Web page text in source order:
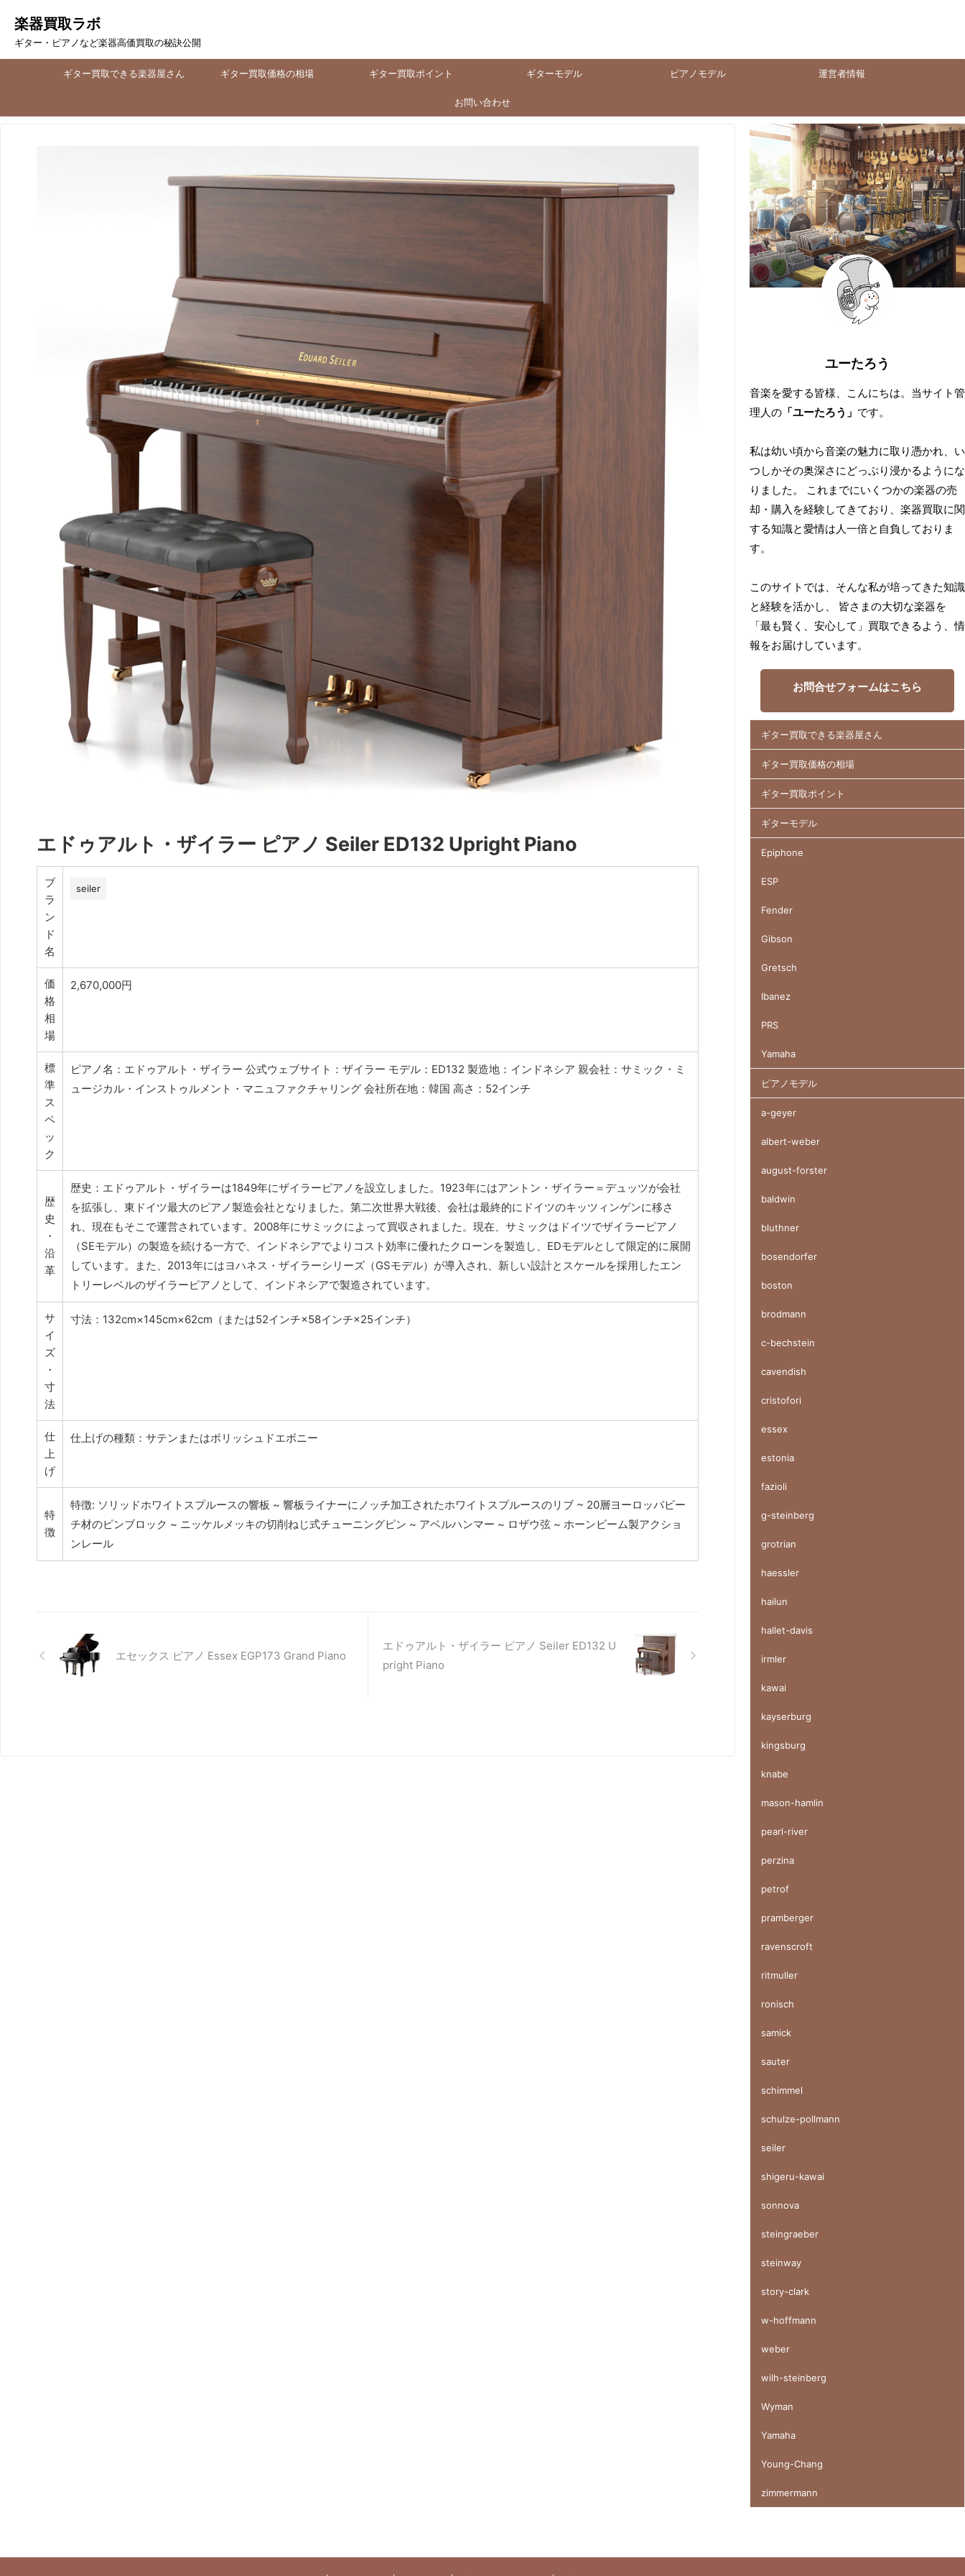
楽器買取ラボ
ギター・ピアノなど楽器高価買取の秘訣公開
ギター買取できる楽器屋さん ギター買取価格の相場 ギター買取ポイント ギターモデル ピアノモデル 運営者情報
お問い合わせ
エドゥアルト・ザイラー ピアノ Seiler ED132 Upright Piano
ブ
ラ
ン
ド
名
seiler
価
格
相
場
2,670,000円
標
準
ス
ペ
ッ
ク
ピアノ名：エドゥアルト・ザイラー 公式ウェブサイト：ザイラー モデル：ED132 製造地：インドネシア 親会社：サミック・ミ
ュージカル・インストゥルメント・マニュファクチャリング 会社所在地：韓国 高さ：52インチ
歴
史
・
沿
革
歴史：エドゥアルト・ザイラーは1849年にザイラーピアノを設立しました。1923年にはアントン・ザイラー＝デュッツが会社
を拡張し、東ドイツ最大のピアノ製造会社となりました。第二次世界大戦後、会社は最終的にドイツのキッツィンゲンに移さ
れ、現在もそこで運営されています。2008年にサミックによって買収されました。現在、サミックはドイツでザイラーピアノ
（SEモデル）の製造を続ける一方で、インドネシアでよりコスト効率に優れたクローンを製造し、EDモデルとして限定的に展開
しています。また、2013年にはヨハネス・ザイラーシリーズ（GSモデル）が導入され、新しい設計とスケールを採用したエン
トリーレベルのザイラーピアノとして、インドネシアで製造されています。
サ
イ
ズ
・
寸
法
寸法：132cm×145cm×62cm（または52インチ×58インチ×25インチ）
仕
上
げ
仕上げの種類：サテンまたはポリッシュドエボニー
特
徴
特徴: ソリッドホワイトスプルースの響板 ~ 響板ライナーにノッチ加工されたホワイトスプルースのリブ ~ 20層ヨーロッパビー
チ材のピンブロック ~ ニッケルメッキの切削ねじ式チューニングピン ~ アベルハンマー ~ ロザウ弦 ~ ホーンビーム製アクショ
ンレール
エセックス ピアノ Essex EGP173 Grand Piano
エドゥアルト・ザイラー ピアノ Seiler ED132 U
pright Piano
ユーたろう
音楽を愛する皆様、こんにちは。当サイト管
理人の 「ユーたろう」 です。
私は幼い頃から音楽の魅力に取り憑かれ、い
つしかその奥深さにどっぷり浸かるようにな
りました。 これまでにいくつかの楽器の売
却・購入を経験してきており、楽器買取に関
する知識と愛情は人一倍と自負しておりま
す。
このサイトでは、そんな私が培ってきた知識
と経験を活かし、 皆さまの大切な楽器を
「最も賢く、安心して」買取できるよう、情
報をお届けしています。
お問合せフォームはこちら
ギター買取できる楽器屋さん
ギター買取価格の相場
ギター買取ポイント
ギターモデル
Epiphone
ESP
Fender
Gibson
Gretsch
Ibanez
PRS
Yamaha
ピアノモデル
a-geyer
albert-weber
august-forster
baldwin
bluthner
bosendorfer
boston
brodmann
c-bechstein
cavendish
cristofori
essex
estonia
fazioli
g-steinberg
grotrian
haessler
hailun
hallet-davis
irmler
kawai
kayserburg
kingsburg
knabe
mason-hamlin
pearl-river
perzina
petrof
pramberger
ravenscroft
ritmuller
ronisch
samick
sauter
schimmel
schulze-pollmann
seiler
shigeru-kawai
sonnova
steingraeber
steinway
story-clark
w-hoffmann
weber
wilh-steinberg
Wyman
Yamaha
Young-Chang
zimmermann